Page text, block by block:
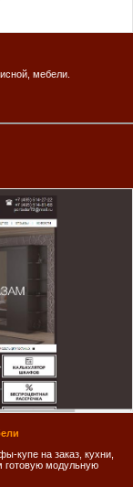
мебели.
купе на заказ, кухни,
готовую модульную